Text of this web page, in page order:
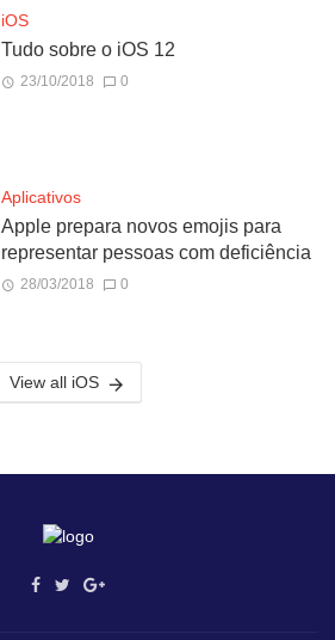
iOS
Tudo sobre o iOS 12
23/10/2018 0
Aplicativos
Apple prepara novos emojis para
representar pessoas com deficiência
28/03/2018 0
View all iOS